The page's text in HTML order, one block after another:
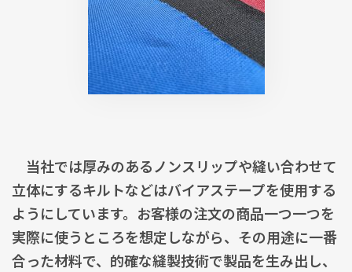
当社では厚みのあるノンスリップや縫い合わせて
立体にするキルトなどはバイアステープを使用する
ようにしています。お客様の注文の商品一つ一つを
実際に使うところを想定しながら、その用途に一番
合った材料で、的確な縫製技術で製品を生み出し、